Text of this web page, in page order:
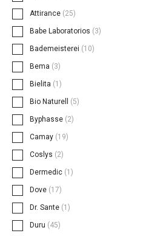
Attirance (25)
Babe Laboratorios (3)
Bademeisterei (10)
Bema (3)
Bielita (1)
Bio Naturell (5)
Byphasse (2)
Camay (19)
Coslys (2)
Dermedic (1)
Dove (17)
Dr. Sante (1)
Duru (45)